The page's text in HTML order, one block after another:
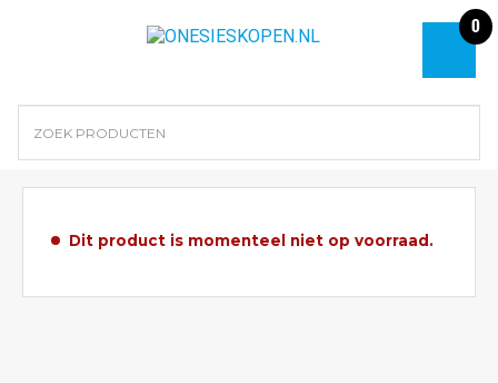
0
Dit product is momenteel niet op voorraad.